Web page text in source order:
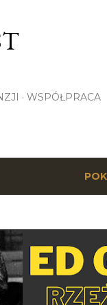
WSPÓŁPRACA